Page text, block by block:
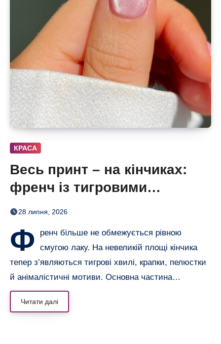
КРАСА
Весь принт – на кінчиках:
френч із тигровими
смугами, квітами і хвилями
28 липня, 2026
Ф
ренч більше не обмежується рівною
смугою лаку. На невеликій площі кінчика
тепер з’являються тигрові хвилі, крапки, пелюстки
й анімалістичні мотиви. Основна частина…
Читати далі